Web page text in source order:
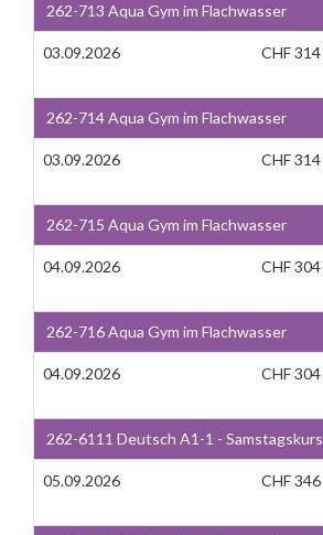
262-713 Aqua Gym im Flachwasser
03.09.2026 CHF 314
262-714 Aqua Gym im Flachwasser
03.09.2026 CHF 314
262-715 Aqua Gym im Flachwasser
04.09.2026 CHF 304
262-716 Aqua Gym im Flachwasser
04.09.2026 CHF 304
262-6111 Deutsch A1-1 - Samstagskurs
05.09.2026 CHF 346